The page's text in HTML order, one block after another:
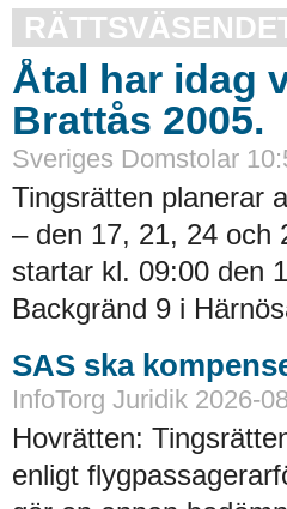
Åtal har idag
Brattås 2005.
Sveriges Domstolar
Tingsrätten planerar
– den 17, 21, 24 och
startar kl. 09:00 den
Backgränd 9 i
SAS ska
InfoTorg Juridik 2026-
Hovrätten:
enligt